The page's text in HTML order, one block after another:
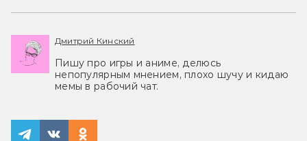
Дмитрий Кинский
Пишу про игры и аниме, делюсь
непопулярным мнением, плохо шучу и кидаю
мемы в рабочий чат.